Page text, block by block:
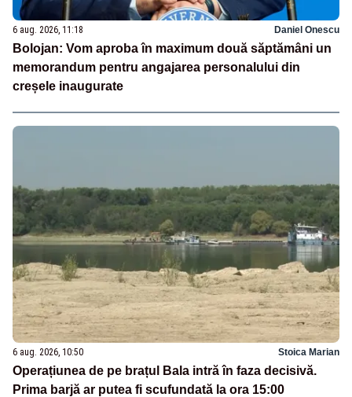
6 aug. 2026, 11:18 Daniel Onescu
Bolojan: Vom aproba în maximum două săptămâni un
memorandum pentru angajarea personalului din
creșele inaugurate
6 aug. 2026, 10:50 Stoica Marian
Operațiunea de pe brațul Bala intră în faza decisivă.
Prima barjă ar putea fi scufundată la ora 15:00